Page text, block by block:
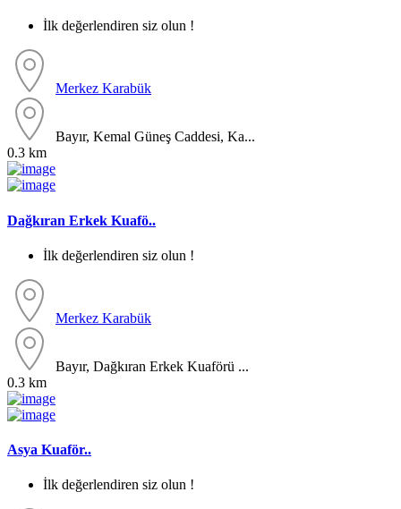
İlk değerlendiren siz olun !
Merkez Karabük
Bayır, Kemal Güneş Caddesi, Ka...
0.3 km
Dağkıran Erkek Kuafö..
İlk değerlendiren siz olun !
Merkez Karabük
Bayır, Dağkıran Erkek Kuaförü ...
0.3 km
Asya Kuaför..
İlk değerlendiren siz olun !